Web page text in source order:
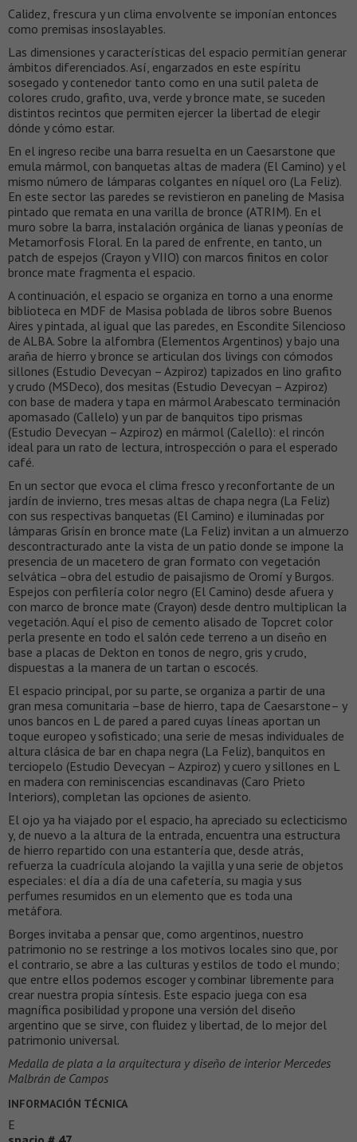
Calidez, frescura y un clima envolvente se imponían entonces
como premisas insoslayables.
Las dimensiones y características del espacio permitían generar
ámbitos diferenciados. Así, engarzados en este espíritu
sosegado y contenedor tanto como en una sutil paleta de
colores crudo, grafito, uva, verde y bronce mate, se suceden
distintos recintos que permiten ejercer la libertad de elegir
dónde y cómo estar.
En el ingreso recibe una barra resuelta en un Caesarstone que
emula mármol, con banquetas altas de madera (El Camino) y el
mismo número de lámparas colgantes en níquel oro (La Feliz).
En este sector las paredes se revistieron en paneling de Masisa
pintado que remata en una varilla de bronce (ATRIM). En el
muro sobre la barra, instalación orgánica de lianas y peonías de
Metamorfosis Floral. En la pared de enfrente, en tanto, un
patch de espejos (Crayon y VIIO) con marcos finitos en color
bronce mate fragmenta el espacio.
A continuación, el espacio se organiza en torno a una enorme
biblioteca en MDF de Masisa poblada de libros sobre Buenos
Aires y pintada, al igual que las paredes, en Escondite Silencioso
de ALBA. Sobre la alfombra (Elementos Argentinos) y bajo una
araña de hierro y bronce se articulan dos livings con cómodos
sillones (Estudio Devecyan – Azpiroz) tapizados en lino grafito
y crudo (MSDeco), dos mesitas (Estudio Devecyan – Azpiroz)
con base de madera y tapa en mármol Arabescato terminación
apomasado (Callelo) y un par de banquitos tipo prismas
(Estudio Devecyan – Azpiroz) en mármol (Calello): el rincón
ideal para un rato de lectura, introspección o para el esperado
café.
En un sector que evoca el clima fresco y reconfortante de un
jardín de invierno, tres mesas altas de chapa negra (La Feliz)
con sus respectivas banquetas (El Camino) e iluminadas por
lámparas Grisín en bronce mate (La Feliz) invitan a un almuerzo
descontracturado ante la vista de un patio donde se impone la
presencia de un macetero de gran formato con vegetación
selvática –obra del estudio de paisajismo de Oromí y Burgos.
Espejos con perfilería color negro (El Camino) desde afuera y
con marco de bronce mate (Crayon) desde dentro multiplican la
vegetación. Aquí el piso de cemento alisado de Topcret color
perla presente en todo el salón cede terreno a un diseño en
base a placas de Dekton en tonos de negro, gris y crudo,
dispuestas a la manera de un tartan o escocés.
El espacio principal, por su parte, se organiza a partir de una
gran mesa comunitaria –base de hierro, tapa de Caesarstone– y
unos bancos en L de pared a pared cuyas líneas aportan un
toque europeo y sofisticado; una serie de mesas individuales de
altura clásica de bar en chapa negra (La Feliz), banquitos en
terciopelo (Estudio Devecyan – Azpiroz) y cuero y sillones en L
en madera con reminiscencias escandinavas (Caro Prieto
Interiors), completan las opciones de asiento.
El ojo ya ha viajado por el espacio, ha apreciado su eclecticismo
y, de nuevo a la altura de la entrada, encuentra una estructura
de hierro repartido con una estantería que, desde atrás,
refuerza la cuadrícula alojando la vajilla y una serie de objetos
especiales: el día a día de una cafetería, su magia y sus
perfumes resumidos en un elemento que es toda una
metáfora.
Borges invitaba a pensar que, como argentinos, nuestro
patrimonio no se restringe a los motivos locales sino que, por
el contrario, se abre a las culturas y estilos de todo el mundo;
que entre ellos podemos escoger y combinar libremente para
crear nuestra propia síntesis. Este espacio juega con esa
magnífica posibilidad y propone una versión del diseño
argentino que se sirve, con fluidez y libertad, de lo mejor del
patrimonio universal.
Medalla de plata a la arquitectura y diseño de interior Mercedes
Malbrán de Campos
INFORMACIÓN TÉCNICA
E